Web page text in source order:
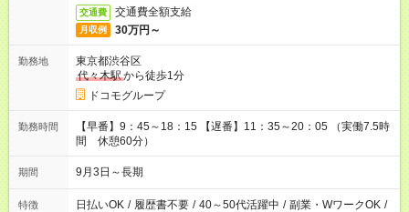
交通費 交通費全額支給
月収例 30万円～
勤務地
東京都渋谷区
代々木駅から徒歩1分
ドコモグループ
勤務時間
【早番】9：45～18：15 【遅番】11：35～20：05 （実働7.5時
間 休憩60分）
期間 9月3日～長期
特徴 日払いOK / 履歴書不要 / 40～50代活躍中 / 副業・WワークOK /